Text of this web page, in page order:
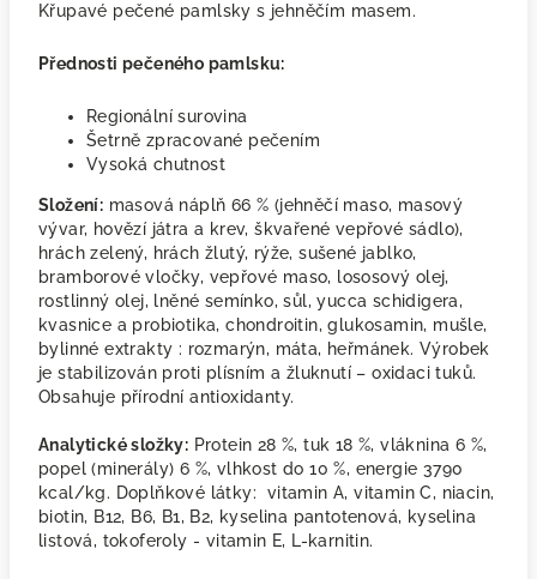
Křupavé pečené pamlsky s jehněčím masem.
Přednosti pečeného pamlsku:
Regionální surovina
Šetrně zpracované pečením
Vysoká chutnost
Složení: masová náplň 66 % (jehněčí maso, masový
vývar, hovězí játra a krev, škvařené vepřové sádlo),
hrách zelený, hrách žlutý, rýže, sušené jablko,
bramborové vločky, vepřové maso, lososový olej,
rostlinný olej, lněné semínko, sůl, yucca schidigera,
kvasnice a probiotika, chondroitin, glukosamin, mušle,
bylinné extrakty : rozmarýn, máta, heřmánek. Výrobek
je stabilizován proti plísním a žluknutí – oxidaci tuků.
Obsahuje přírodní antioxidanty.
Analytické složky: Protein 28 %, tuk 18 %, vláknina 6 %,
popel (minerály) 6 %, vlhkost do 10 %, energie 3790
kcal/kg. Doplňkové látky: vitamin A, vitamin C, niacin,
biotin, B12, B6, B1, B2, kyselina pantotenová, kyselina
listová, tokoferoly - vitamin E, L-karnitin.